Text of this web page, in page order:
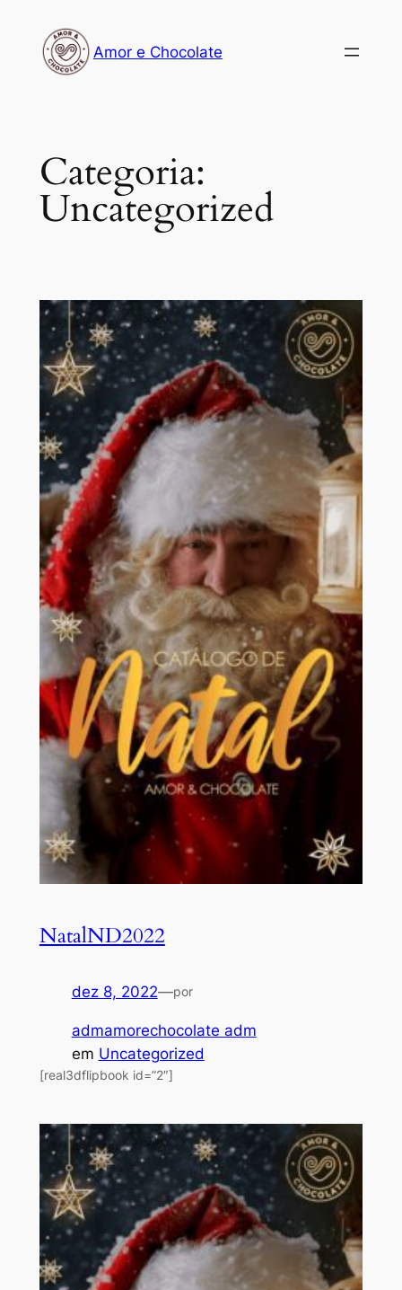
Amor e Chocolate
Categoria:
Uncategorized
NatalND2022
dez 8, 2022—por
admamorechocolate adm
em Uncategorized
[real3dflipbook id=”2″]